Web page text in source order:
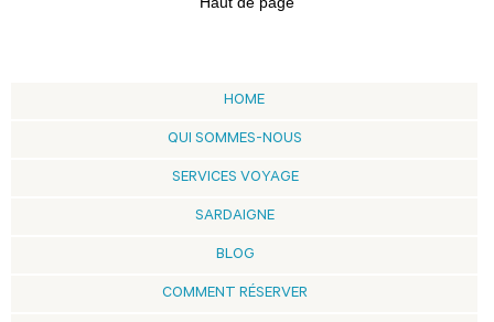
HOME
QUI SOMMES-NOUS
SERVICES VOYAGE
SARDAIGNE
BLOG
COMMENT RÉSERVER